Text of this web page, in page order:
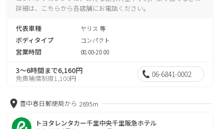
詳細は、こちらから各店舗にお電話ください。
代表車種 ヤリス 等
ボディタイプ コンパクト
営業時間 08:00-20:00
3～6時間まで6,160円
免責補償制度1,100円 06-6841-0002
豊中春日郵便局から 2695m
トヨタレンタカー千里中央千里阪急ホテル